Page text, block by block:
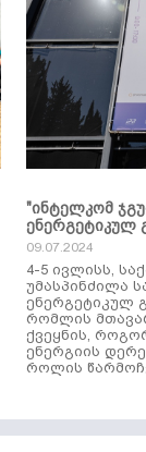
"ინტელკომ
ენერგეტიკულ
09.07.2024
4-5 ივლისს,
უმასპინძილა
ენერგეტიკულ
რომლის
ქვეყნის,
ენერგიის
როლის